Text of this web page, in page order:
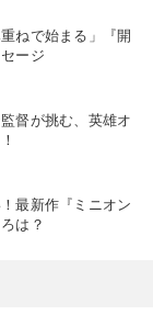
ねで始まる」『開
ージ
督が挑む、英雄オ
最新作『ミニオン
は？